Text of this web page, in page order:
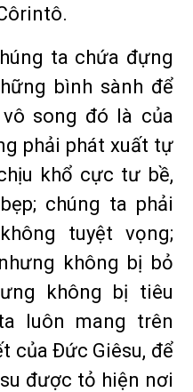
ta chứa đựng
bình sành để
song đó là của
phải phát xuất tự
khổ cực tư bề,
chúng ta phải
tuyệt vọng;
không bị bỏ
không bị tiêu
luôn mang trên
của Ðức Giêsu, để
được tỏ hiện nơi